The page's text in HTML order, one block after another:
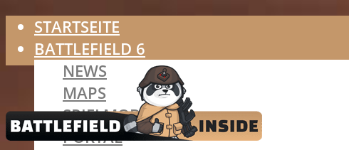
STARTSEITE
BATTLEFIELD 6
NEWS
MAPS
SPIELMODI
PORTAL